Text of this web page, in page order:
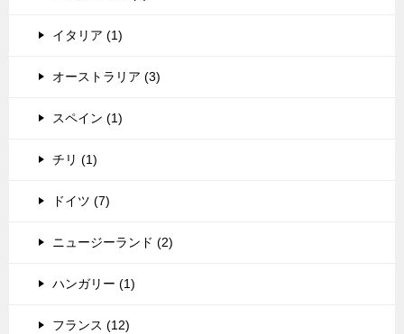
イタリア (1)
オーストラリア (3)
スペイン (1)
チリ (1)
ドイツ (7)
ニュージーランド (2)
ハンガリー (1)
フランス (12)